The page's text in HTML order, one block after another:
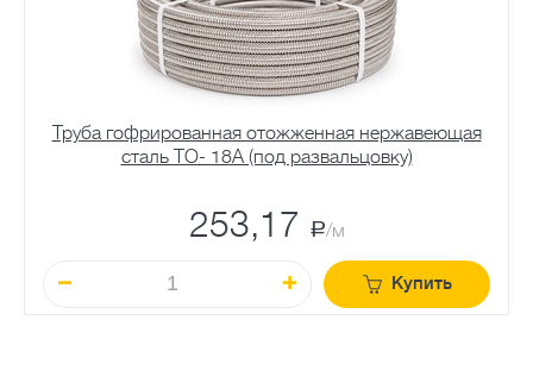
Труба гофрированная отожженная нержавеющая
сталь TO- 18A (под развальцовку)
253,17 a/м
Купить